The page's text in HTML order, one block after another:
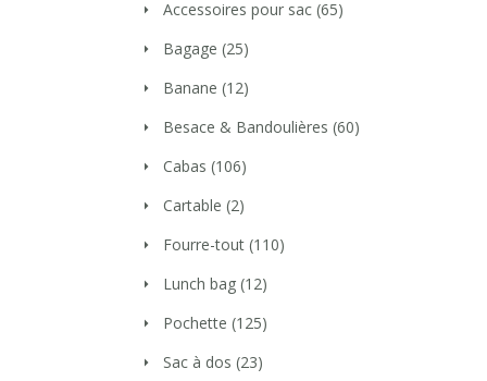
Accessoires pour sac (65)
Bagage (25)
Banane (12)
Besace & Bandoulières (60)
Cabas (106)
Cartable (2)
Fourre-tout (110)
Lunch bag (12)
Pochette (125)
Sac à dos (23)